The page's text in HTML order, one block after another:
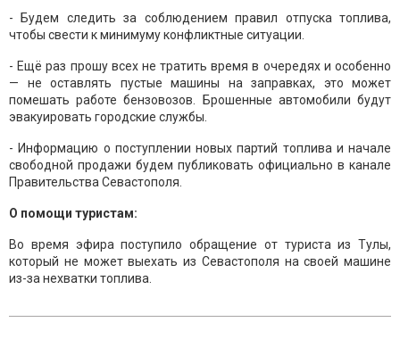
- Будем следить за соблюдением правил отпуска топлива,
чтобы свести к минимуму конфликтные ситуации.
- Ещё раз прошу всех не тратить время в очередях и особенно
— не оставлять пустые машины на заправках, это может
помешать работе бензовозов. Брошенные автомобили будут
эвакуировать городские службы.
- Информацию о поступлении новых партий топлива и начале
свободной продажи будем публиковать официально в канале
Правительства Севастополя.
О помощи туристам:
Во время эфира поступило обращение от туриста из Тулы,
который не может выехать из Севастополя на своей машине
из-за нехватки топлива.